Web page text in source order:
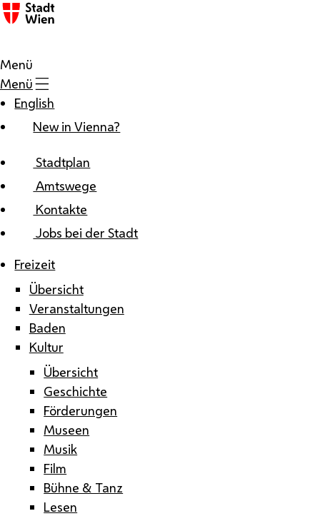
Zum Inhalt
Menü
Menü
English
New in Vienna?
Stadtplan
Amtswege
Kontakte
Jobs bei der Stadt
Freizeit
Übersicht
Veranstaltungen
Baden
Kultur
Übersicht
Geschichte
Förderungen
Museen
Musik
Film
Bühne & Tanz
Lesen